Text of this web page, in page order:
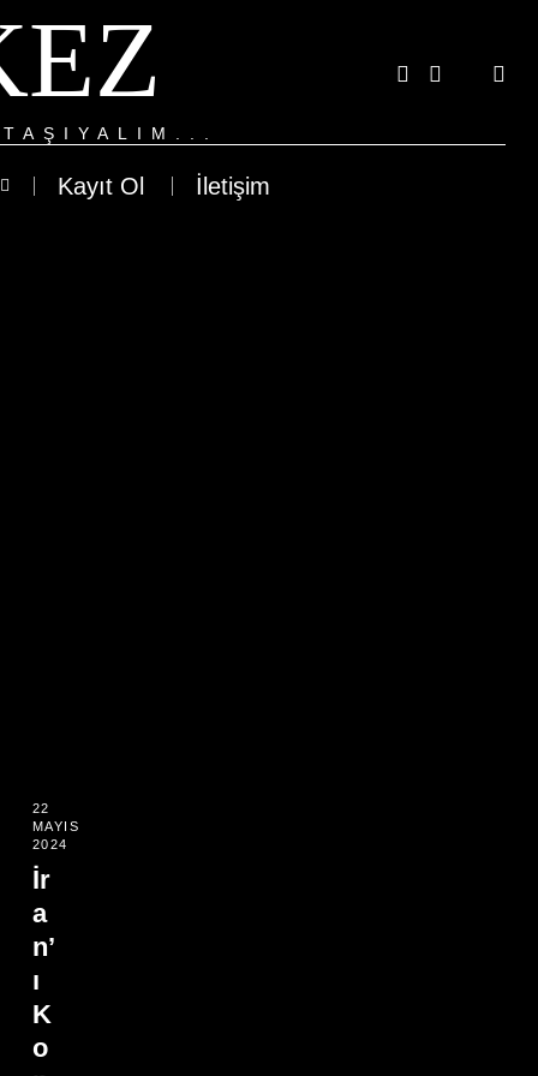
Kayıt Ol İletişim
22
MAYIS
2024
İr
a
n’
ı
K
o